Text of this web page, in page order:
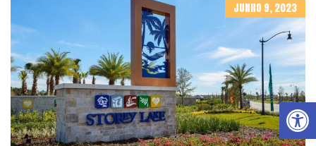
Abrir a barra de ferramentas
JUNHO 9, 2023